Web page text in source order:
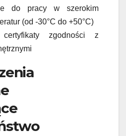
do pracy w szerokim
(od -30°C do +50°C)
certyfikaty zgodności z